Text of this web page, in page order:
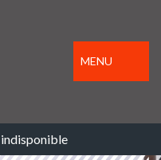
MENU
indisponible